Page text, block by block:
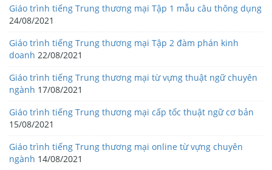
Giáo trình tiếng Trung thương mại Tập 1 mẫu câu thông dụng
24/08/2021
Giáo trình tiếng Trung thương mại Tập 2 đàm phán kinh
doanh 22/08/2021
Giáo trình tiếng Trung thương mại từ vựng thuật ngữ chuyên
ngành 17/08/2021
Giáo trình tiếng Trung thương mại cấp tốc thuật ngữ cơ bản
15/08/2021
Giáo trình tiếng Trung thương mại online từ vựng chuyên
ngành 14/08/2021